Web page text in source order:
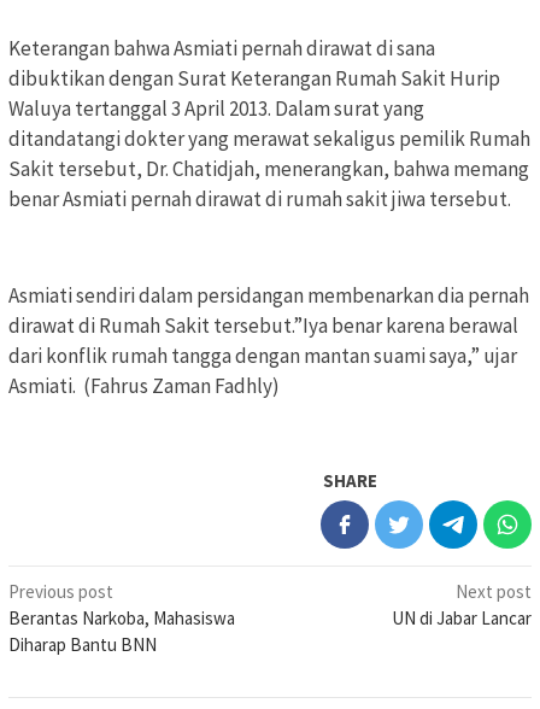
Keterangan bahwa Asmiati pernah dirawat di sana
dibuktikan dengan Surat Keterangan Rumah Sakit Hurip
Waluya tertanggal 3 April 2013. Dalam surat yang
ditandatangi dokter yang merawat sekaligus pemilik Rumah
Sakit tersebut, Dr. Chatidjah, menerangkan, bahwa memang
benar Asmiati pernah dirawat di rumah sakit jiwa tersebut.
Asmiati sendiri dalam persidangan membenarkan dia pernah
dirawat di Rumah Sakit tersebut.”Iya benar karena berawal
dari konflik rumah tangga dengan mantan suami saya,” ujar
Asmiati. (Fahrus Zaman Fadhly)
SHARE
Post
navigation
Previous post
Berantas Narkoba, Mahasiswa
Diharap Bantu BNN
Next post
UN di Jabar Lancar